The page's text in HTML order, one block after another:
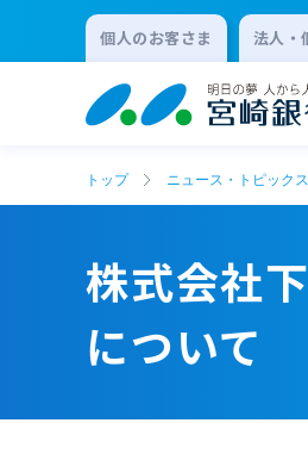
個人のお客さま 法人・
トップ ニュース・トピックス
株式会社
について